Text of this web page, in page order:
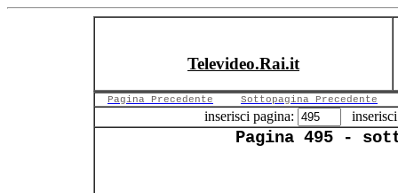
Televideo.Rai.it
Pagina Precedente Sottopagina Precedente
inserisci pagina:
Pagina 495 -